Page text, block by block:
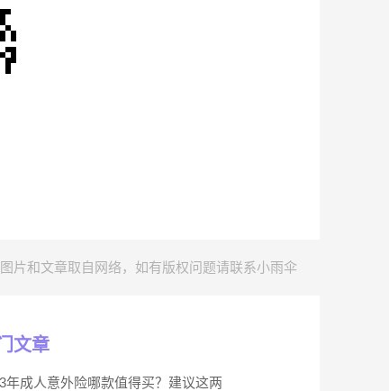
图片和文章取自网络，如有版权问题请联系小雨伞
文章
年成人意外险哪款值得买？建议这两